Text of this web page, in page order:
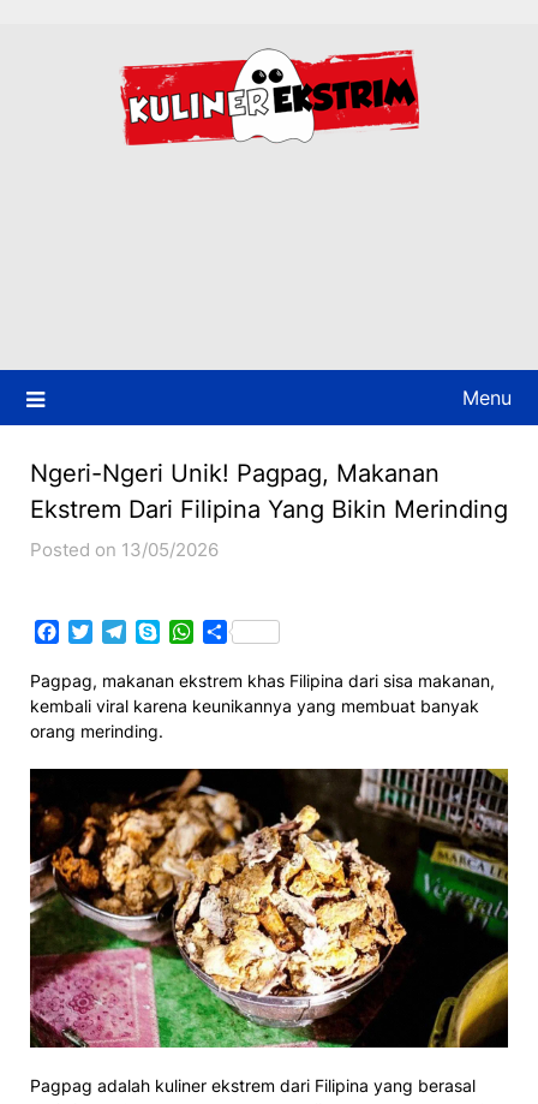
Menu
Ngeri-Ngeri Unik! Pagpag, Makanan
Ekstrem Dari Filipina Yang Bikin Merinding
Posted on 13/05/2026
Facebook
TwitterTelegram
SkypeWhatsApp
Share
Pagpag, makanan ekstrem khas Filipina dari sisa makanan,
kembali viral karena keunikannya yang membuat banyak
orang merinding.
Pagpag adalah kuliner ekstrem dari Filipina yang berasal